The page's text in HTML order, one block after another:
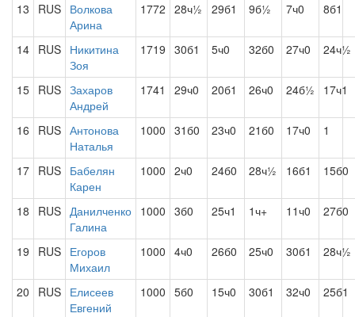
13 RUS Волкова
Арина
1772 28ч½ 29б1 9б½ 7ч0 8б1
14 RUS Никитина
Зоя
1719 30б1 5ч0 32б0 27ч0 24ч½
15 RUS Захаров
Андрей
1741 29ч0 20б1 26ч0 24б½ 17ч1
16 RUS Антонова
Наталья
1000 31б0 23ч0 21б0 17ч0 1
17 RUS Бабелян
Карен
1000 2ч0 24б0 28ч½ 16б1 15б0
18 RUS Данилченко
Галина
1000 3б0 25ч1 1ч+ 11ч0 27б0
19 RUS Егоров
Михаил
1000 4ч0 26б0 25ч0 30б1 28ч½
20 RUS Елисеев
Евгений
1000 5б0 15ч0 30б1 32ч0 25б1